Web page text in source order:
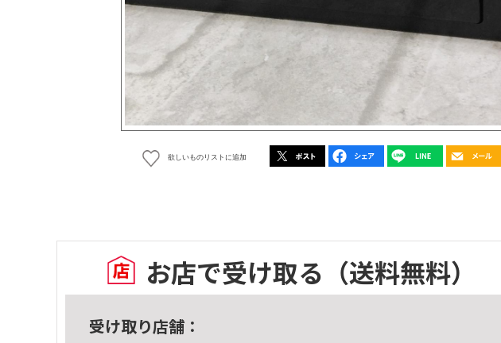
欲しいものリストに追加
お店で受け取る （送料無料）
受け取り店舗：